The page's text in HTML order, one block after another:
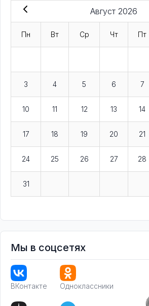
Август 2026
Пн Вт Ср Чт Пт
3 4 5 6 7
10 11 12 13 14
17 18 19 20 21
24 25 26 27 28
31
Мы в соцсетях
ВКонтакте Одноклассники